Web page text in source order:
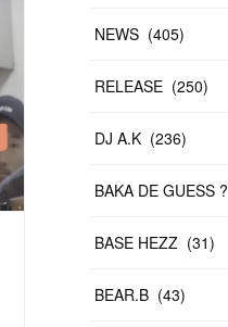
NEWS (405)
RELEASE (250)
DJ A.K (236)
BAKA DE GUESS ?
BASE HEZZ (31)
BEAR.B (43)